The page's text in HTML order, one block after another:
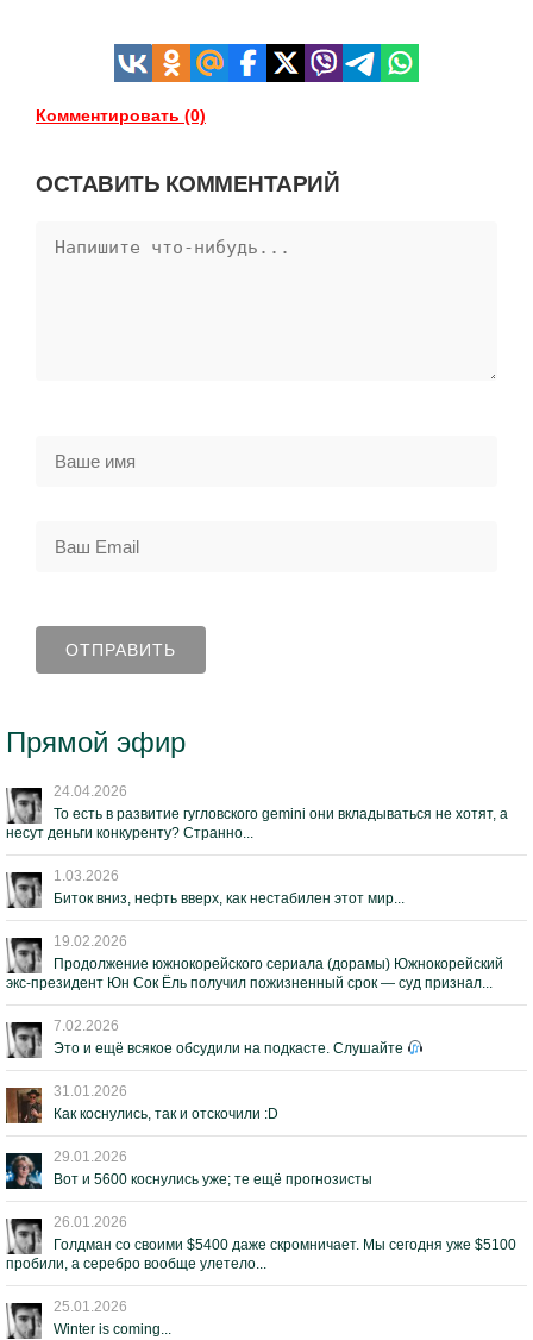
Комментировать (0)
ОСТАВИТЬ КОММЕНТАРИЙ
Прямой эфир
24.04.2026
То есть в развитие гугловского gemini они вкладываться не хотят, а
несут деньги конкуренту? Странно...
1.03.2026
Биток вниз, нефть вверх, как нестабилен этот мир...
19.02.2026
Продолжение южнокорейского сериала (дорамы) Южнокорейский
экс-президент Юн Сок Ёль получил пожизненный срок — суд признал...
7.02.2026
Это и ещё всякое обсудили на подкасте. Слушайте
31.01.2026
Как коснулись, так и отскочили :D
29.01.2026
Вот и 5600 коснулись уже; те ещё прогнозисты
26.01.2026
Голдман со своими $5400 даже скромничает. Мы сегодня уже $5100
пробили, а серебро вообще улетело...
25.01.2026
Winter is coming...